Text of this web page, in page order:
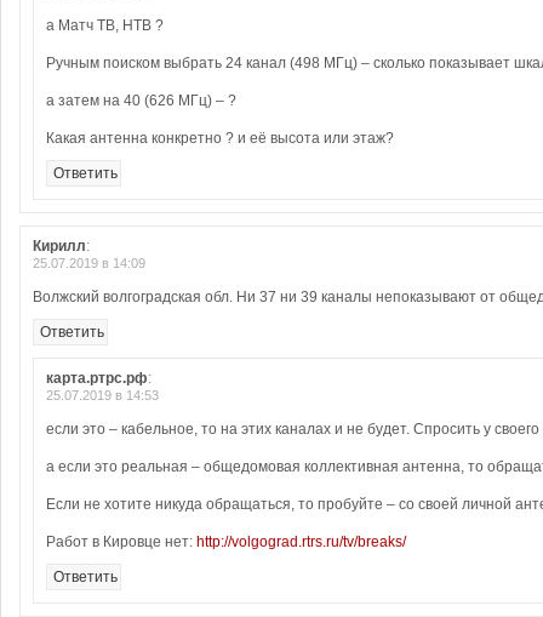
а Матч ТВ, НТВ ?
Ручным поиском выбрать 24 канал (498 МГц) – сколько показывает
а затем на 40 (626 МГц) – ?
Какая антенна конкретно ? и её высота или этаж?
Ответить
Кирилл:
25.07.2019 в 14:09
Волжский волгоградская обл. Ни 37 ни 39 каналы непоказывают от
Ответить
карта.ртрс.рф:
25.07.2019 в 14:53
если это – кабельное, то на этих каналах и не будет. Спросить у
а если это реальная – общедомовая коллективная антенна, то
Если не хотите никуда обращаться, то пробуйте – со своей личной
Работ в Кировце нет: http://volgograd.rtrs.ru/tv/breaks/
Ответить